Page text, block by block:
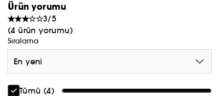
Ürün yorumu
3/5
(4 ürün yorumu)
Sıralama
En yeni
Tümü (4)